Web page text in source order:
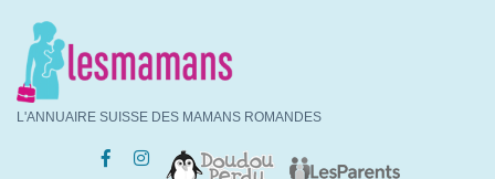
contenu
principal
L'ANNUAIRE SUISSE DES MAMANS ROMANDES